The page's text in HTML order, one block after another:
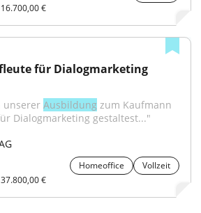
€
für Dialogmarketing
unserer Ausbildung zum Kaufmann
Dialogmarketing gestaltest..."
Homeoffice
Vollzeit
€